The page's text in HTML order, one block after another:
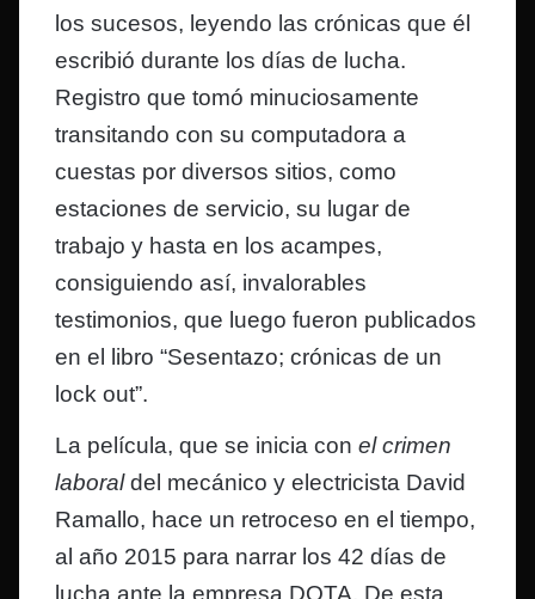
los sucesos, leyendo las crónicas que él
escribió durante los días de lucha.
Registro que tomó minuciosamente
transitando con su computadora a
cuestas por diversos sitios, como
estaciones de servicio, su lugar de
trabajo y hasta en los acampes,
consiguiendo así, invalorables
testimonios, que luego fueron publicados
en el libro “Sesentazo; crónicas de un
lock out”.
La película, que se inicia con el crimen
laboraldel mecánico y electricista David
Ramallo, hace un retroceso en el tiempo,
al año 2015 para narrar los 42 días de
lucha ante la empresa DOTA. De esta